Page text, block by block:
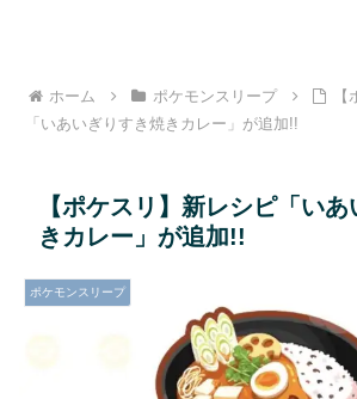
ホーム ポケモンスリープ
「いあいぎりすき焼きカレー」が追加!!
【ポケスリ】新レシピ「い
きカレー」が追加!!
ポケモンスリープ